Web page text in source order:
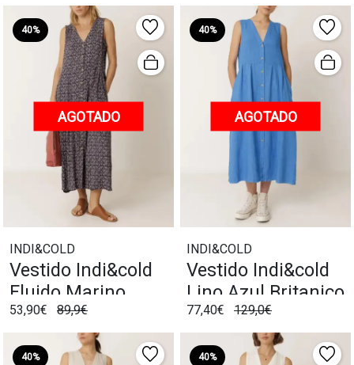
40%
AGOTADO
INDI&COLD
Vestido Indi&cold
Fluido Marino
53,90€ 89,9€
40%
AGOTADO
INDI&COLD
Vestido Indi&cold
Lino Azul Britanico
77,40€ 129,0€
40% 40%